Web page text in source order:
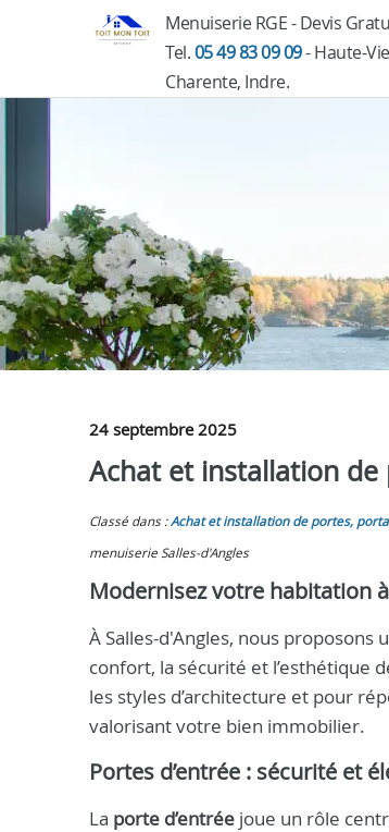
Menuiserie RGE - Devis
Tel.05 49 83 09 09- Haute-
Charente, Indre.
24 septembre 2025
Achat et installation de
Classé dans :Achat et installation de portes,
menuiserie Salles-d'Angles
Modernisez votre habitation
À Salles-d'Angles, nous proposons
confort, la sécurité et l’esthétique
les styles d’architecture et pour
valorisant votre bien immobilier.
Portes d’entrée : sécurité et
La porte d’entrée joue un rôle